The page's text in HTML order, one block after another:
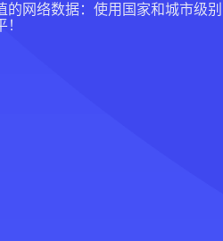
的网络数据：使用国家和城市级